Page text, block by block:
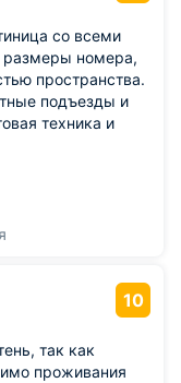
со всеми
размеры номера,
пространства.
подъезды и
техника и
помощь и
10
так как
проживания